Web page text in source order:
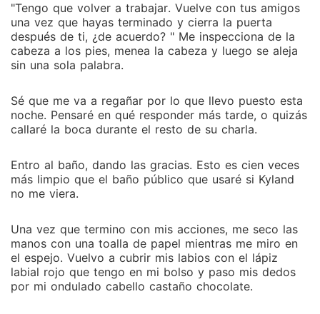
"Tengo que volver a trabajar. Vuelve con tus amigos
una vez que hayas terminado y cierra la puerta
después de ti, ¿de acuerdo? " Me inspecciona de la
cabeza a los pies, menea la cabeza y luego se aleja
sin una sola palabra.
Sé que me va a regañar por lo que llevo puesto esta
noche. Pensaré en qué responder más tarde, o quizás
callaré la boca durante el resto de su charla.
Entro al baño, dando las gracias. Esto es cien veces
más limpio que el baño público que usaré si Kyland
no me viera.
Una vez que termino con mis acciones, me seco las
manos con una toalla de papel mientras me miro en
el espejo. Vuelvo a cubrir mis labios con el lápiz
labial rojo que tengo en mi bolso y paso mis dedos
por mi ondulado cabello castaño chocolate.